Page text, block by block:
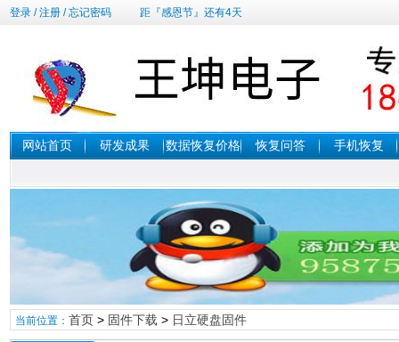
登录/注册/忘记密码 距『感恩节』还有4天
网站首页 研发成果 数据恢复价格 恢复问答 手机恢复
当前位置： 首页> 固件下载 > 日立硬盘固件